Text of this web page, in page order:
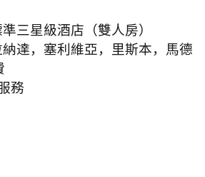
三星級酒店（雙人房）
達，塞利維亞，里斯本，馬德
務